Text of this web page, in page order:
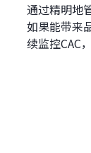
通过精明地
如果能带来
续监控CAC